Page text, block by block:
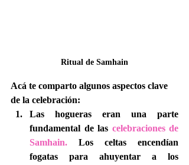
Ritual de Samhain
Acá te comparto algunos aspectos clave
de la celebración:
Las hogueras eran una parte
fundamental de las celebraciones de
Samhain. Los celtas encendían
fogatas para ahuyentar a los